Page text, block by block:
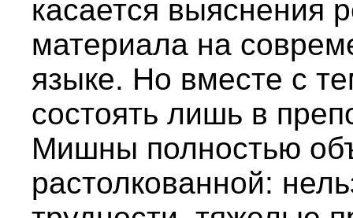
касается выяснения
материала на
языке. Но вместе с
состоять лишь в
Мишны полностью
растолкованной: